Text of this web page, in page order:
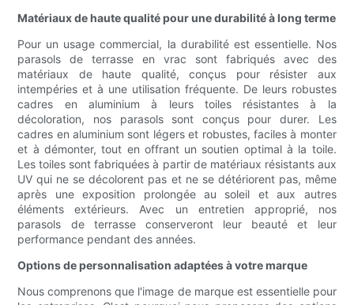
Matériaux de haute qualité pour une durabilité à long terme
Pour un usage commercial, la durabilité est essentielle. Nos
parasols de terrasse en vrac sont fabriqués avec des
matériaux de haute qualité, conçus pour résister aux
intempéries et à une utilisation fréquente. De leurs robustes
cadres en aluminium à leurs toiles résistantes à la
décoloration, nos parasols sont conçus pour durer. Les
cadres en aluminium sont légers et robustes, faciles à monter
et à démonter, tout en offrant un soutien optimal à la toile.
Les toiles sont fabriquées à partir de matériaux résistants aux
UV qui ne se décolorent pas et ne se détériorent pas, même
après une exposition prolongée au soleil et aux autres
éléments extérieurs. Avec un entretien approprié, nos
parasols de terrasse conserveront leur beauté et leur
performance pendant des années.
Options de personnalisation adaptées à votre marque
Nous comprenons que l'image de marque est essentielle pour